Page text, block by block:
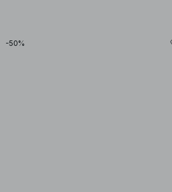
-50%